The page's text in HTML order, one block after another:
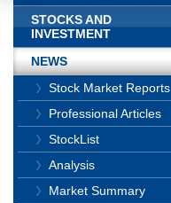
STOCKS AND
INVESTMENT
NEWS
Stock Market Reports
Professional Articles
StockList
Analysis
Market Summary